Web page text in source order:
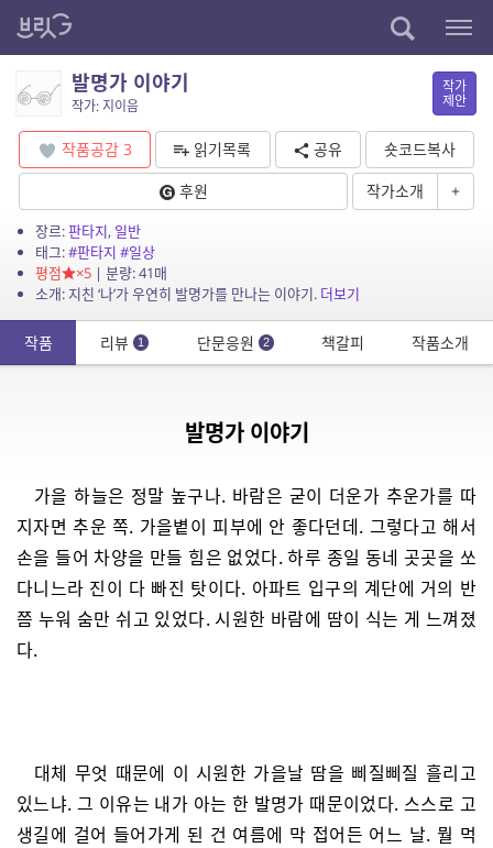
발명가 이야기
작가: 지이음
작가
제안
작품공감 3 읽기목록 공유
숏코드복사
후원
작가소개 +
장르:판타지, 일반
태그:#판타지 #일상
평점
×5| 분량: 41매
소개: 지친 ‘나’가 우연히 발명가를 만나는 이야기. 더보기
작품 리뷰 1 단문응원 2 책갈피 작품소개
발명가 이야기
가을 하늘은 정말 높구나. 바람은 굳이 더운가 추운가를 따
지자면 추운 쪽. 가을볕이 피부에 안 좋다던데. 그렇다고 해서
손을 들어 차양을 만들 힘은 없었다. 하루 종일 동네 곳곳을 쏘
다니느라 진이 다 빠진 탓이다. 아파트 입구의 계단에 거의 반
쯤 누워 숨만 쉬고 있었다. 시원한 바람에 땀이 식는 게 느껴졌
다.
대체 무엇 때문에 이 시원한 가을날 땀을 삐질삐질 흘리고
있느냐. 그 이유는 내가 아는 한 발명가 때문이었다. 스스로 고
생길에 걸어 들어가게 된 건 여름에 막 접어든 어느 날. 뭘 먹